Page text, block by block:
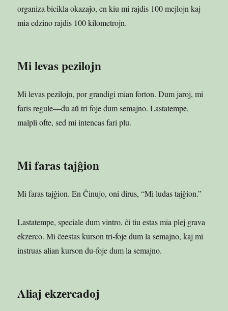
organiza bicikla okazaĵo, en kiu mi rajdis 100 mejlojn kaj
mia edzino rajdis 100 kilometrojn.
Mi levas pezilojn
Mi levas pezilojn, por grandigi mian forton. Dum jaroj, mi
faris regule—du aŭ tri foje dum semajno. Lastatempe,
malpli ofte, sed mi intencas fari plu.
Mi faras tajĝion
Mi faras tajĝion. En Ĉinujo, oni dirus, “Mi ludas tajĝion.”
Lastatempe, speciale dum vintro, ĉi tiu estas mia plej grava
ekzerco. Mi ĉeestas kurson tri-foje dum la semajno, kaj mi
instruas alian kurson du-foje dum la semajno.
Aliaj ekzercadoj